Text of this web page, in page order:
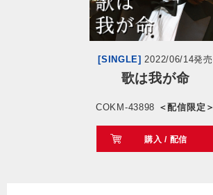
閉じる
[SINGLE] 2022/06/14発売
歌は我が命
COKM-43898 ＜配信限定＞
購入 / 配信